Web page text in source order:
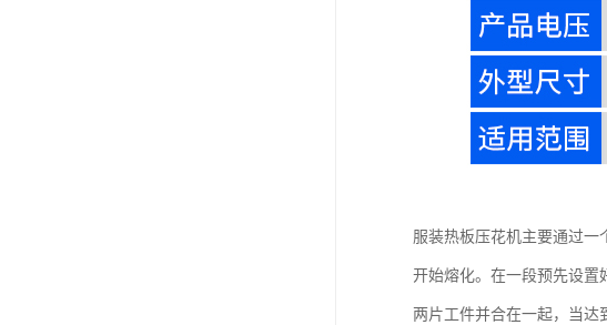
服装热板压花机主要通过一
开始熔化。在一段预先设置
两片工件并合在一起，当达